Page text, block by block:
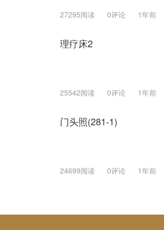
27295阅读 0评论 1年前
理疗床2
25542阅读 0评论 1年前
门头照(281-1)
24699阅读 0评论 1年前